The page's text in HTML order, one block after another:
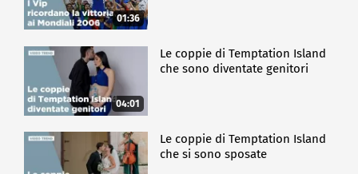
01:36
04:01
Le coppie di Temptation Island
che sono diventate genitori
Le coppie di Temptation Island
che si sono sposate